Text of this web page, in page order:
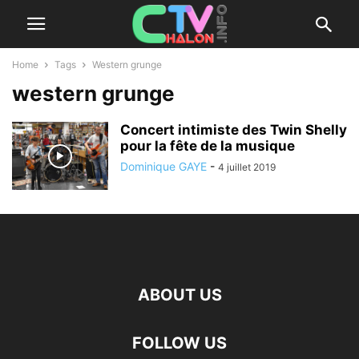
Home Tags Western grunge
western grunge
Concert intimiste des Twin Shelly
pour la fête de la musique
Dominique GAYE - 4 juillet 2019
ABOUT US
FOLLOW US